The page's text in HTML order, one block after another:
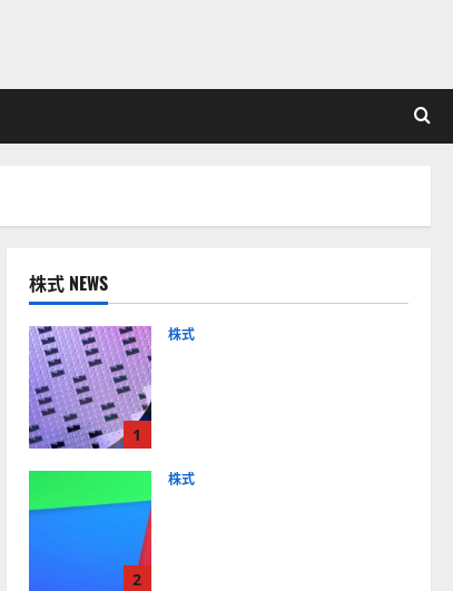
株式 NEWS
1
株式
2026-01-14
2
株式